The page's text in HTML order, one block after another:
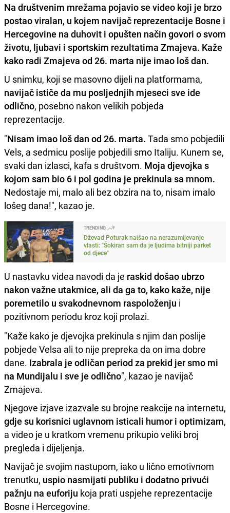
Na društvenim mrežama pojavio se video koji je brzo
postao viralan, u kojem navijač reprezentacije Bosne i
Hercegovine na duhovit i opušten način govori o svom
životu, ljubavi i sportskim rezultatima Zmajeva. Kaže
kako radi Zmajeva od 26. marta nije imao loš dan.
U snimku, koji se masovno dijeli na platformama,
navijač ističe da mu posljednjih mjeseci sve ide
odlično, posebno nakon velikih pobjeda
reprezentacije.
"Nisam imao loš dan od 26. marta. Tada smo pobjedili
Vels, a sedmicu poslije pobjedili smo Italiju. Kunem se,
svaki dan izlasci, kafa s društvom. Moja djevojka s
kojom sam bio 6 i pol godina je prekinula sa mnom.
Nedostaje mi, malo ali bez obzira na to, nisam imalo
lošeg dana!", kazao je.
TRENDING
Dževad Poturak naišao na nerazumijevanje
vlasti: "Šokiran sam da je ljudima bitniji parket
od djece"
U nastavku videa navodi da je raskid došao ubrzo
nakon važne utakmice, ali da ga to, kako kaže, nije
poremetilo u svakodnevnom raspoloženju i
pozitivnom periodu kroz koji prolazi.
"Kaže kako je djevojka prekinula s njim dan poslije
pobjede Velsa ali to nije prepreka da on ima dobre
dane. Izabrala je odličan period za prekid jer smo mi
na Mundijalu i sve je odlično", kazao je navijač
Zmajeva.
Njegove izjave izazvale su brojne reakcije na internetu,
gdje su korisnici uglavnom isticali humor i optimizam,
a video je u kratkom vremenu prikupio veliki broj
pregleda i dijeljenja.
Navijač je svojim nastupom, iako u lično emotivnom
trenutku, uspio nasmijati publiku i dodatno privući
pažnju na euforiju koja prati uspjehe reprezentacije
Bosne i Hercegovine.